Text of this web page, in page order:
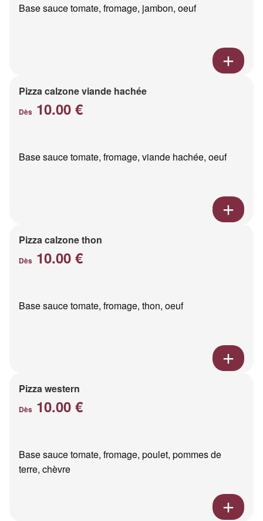
Base sauce tomate, fromage, jambon, oeuf
Pizza calzone viande hachée
Dès 10.00 €
Base sauce tomate, fromage, viande hachée, oeuf
Pizza calzone thon
Dès 10.00 €
Base sauce tomate, fromage, thon, oeuf
Pizza western
Dès 10.00 €
Base sauce tomate, fromage, poulet, pommes de
terre, chèvre